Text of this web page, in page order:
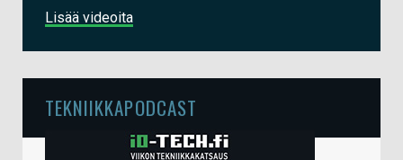
Lisää videoita
TEKNIIKKAPODCAST